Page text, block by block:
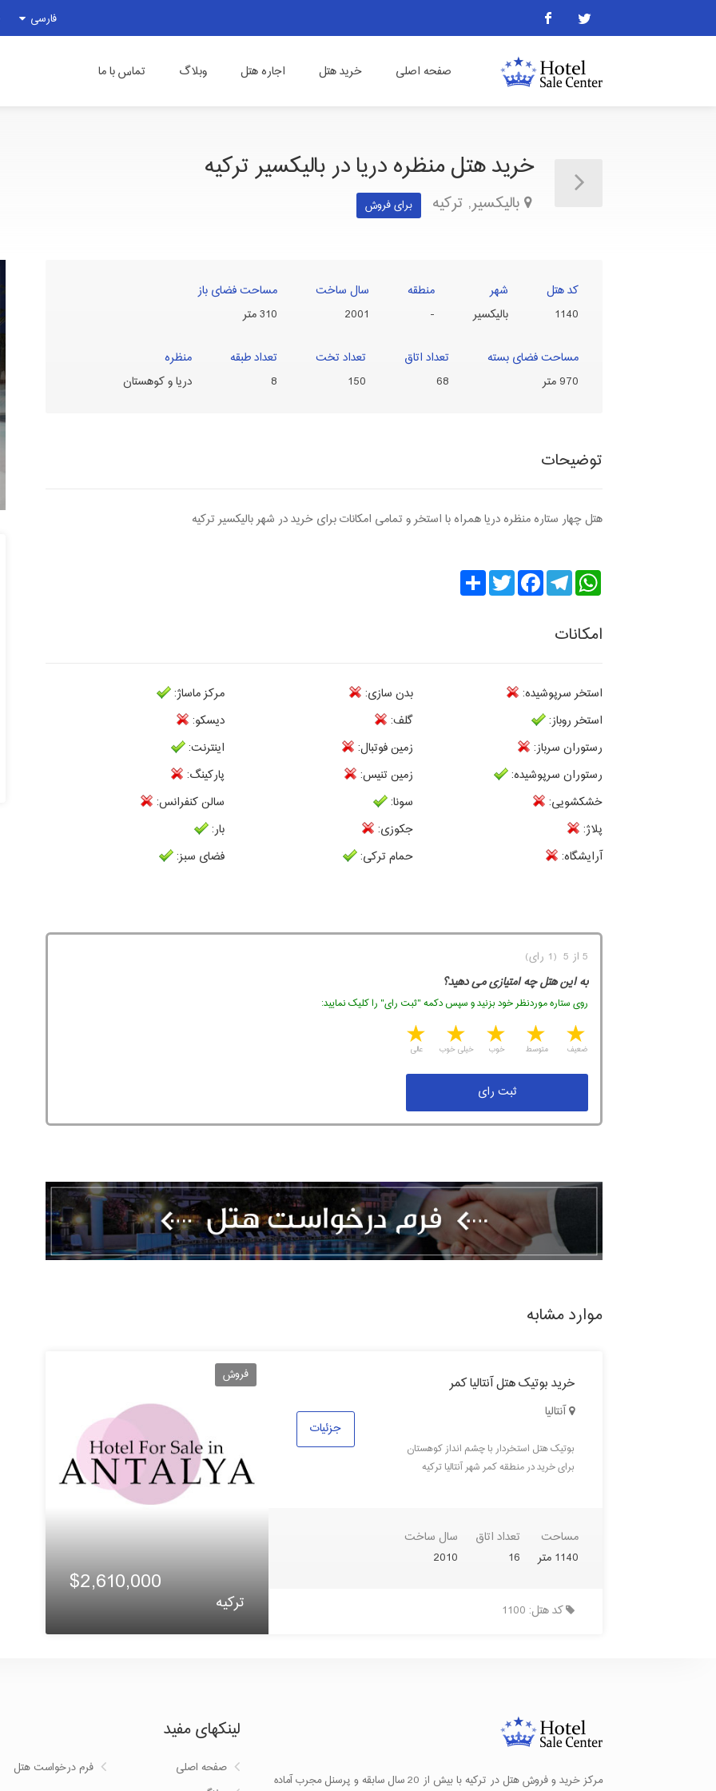
فارسی
صفحه اصلی خرید هتل اجاره هتل وبلاگ تماس با ما
خرید هتل منظره دریا در بالیکسیر ترکیه
بالیکسیر, ترکیه برای فروش
کد هتل
1140
شهر
بالیکسیر
منطقه
-
سال ساخت
2001
مساحت فضای باز
310 متر
مساحت فضای بسته
970 متر
تعداد اتاق
68
تعداد تخت
150
تعداد طبقه
8
منظره
دریا و کوهستان
توضیحات
هتل چهار ستاره منظره دریا همراه با استخر و تمامی امکانات برای خرید در شهر بالیکسیر ترکیه
ShareTwitterFacebookTelegram
امکانات
استخر سرپوشیده:
استخر روباز:
رستوران سرباز:
رستوران سرپوشیده:
خشکشویی:
پلاژ:
آرایشگاه:
بدن سازی:
گلف:
زمین فوتبال:
زمین تنیس:
سونا:
جکوزی:
حمام ترکی:
مرکز ماساژ:
دیسکو:
اینترنت:
پارکینگ:
سالن کنفرانس:
بار:
فضای سبز:
5 از 5 (1 رای)
به این هتل چه امتیازی می دهید؟
روی ستاره موردنظر خود بزنید و سپس دکمه "ثبت رای" را کلیک نمایید:
4 stars 3 stars 2 stars 1 star عالی خیلی خوب خوب متوسط ضعیف
ثبت رای
موارد مشابه
فروش
$2,610,000
ترکیه
خرید بوتیک هتل آنتالیا کمر
آنتالیا
جزئیات
بوتیک هتل استخردار با چشم انداز کوهستان
برای خرید در منطقه کمر شهر آنتالیا ترکیه
مساحت
1140 متر
تعداد اتاق
16
سال ساخت
2010
کد هتل: 1100
مرکز خرید و فروش هتل در ترکیه با بیش از 20 سال سابقه و پرسنل مجرب آماده
لینکهای مفید
صفحه اصلی
فرم درخواست هتل